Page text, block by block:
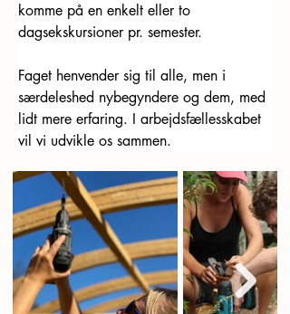
komme på en enkelt eller to
dagsekskursioner pr. semester.
Faget henvender sig til alle, men i
særdeleshed nybegyndere og dem, med
lidt mere erfaring. I arbejdsfællesskabet
vil vi udvikle os sammen.